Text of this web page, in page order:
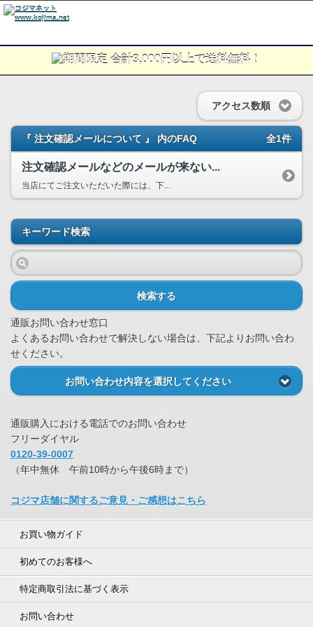
アクセス数順
『 注文確認メールについて 』 内のFAQ 全1件
注文確認メールなどのメールが来ない...
当店にてご注文いただいた際には、下...
キーワード検索
検索する
通販お問い合わせ窓口
よくあるお問い合わせで解決しない場合は、下記よりお問い合わ
せください。
お問い合わせ内容を選択してください
通販購入における電話でのお問い合わせ
フリーダイヤル
0120-39-0007
（年中無休 午前10時から午後6時まで）
コジマ店舗に関するご意見・ご感想はこちら
お買い物ガイド
初めてのお客様へ
特定商取引法に基づく表示
お問い合わせ